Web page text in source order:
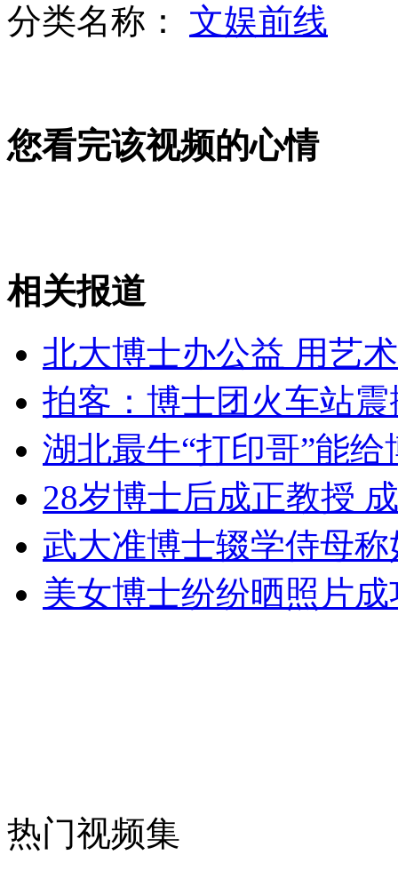
彭丽媛参观墨西哥医院并探望患病儿童
中墨元首共同会见记者
女孩北京地铁殴打老人 痛下狠手拳打脚踢
无痛分娩是否安全 医生回应
外交部：反对强权政治霸凌主义
外交部：有关国家言论片面不公正
安徽一实载49人客车翻车
纽约上演“枕头大战”
分类名称： 文娱前线
您看完该视频的心情
相关报道
北大博士办公益 用艺
拍客：博士团火车站
湖北最牛“打印哥”能
28岁博士后成正教授
武大准博士辍学侍母
美女博士纷纷晒照片
热门视频集